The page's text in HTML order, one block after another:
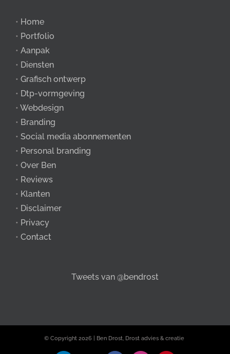
• Home
• Portfolio
• Aanpak
• Diensten
• Grafisch ontwerp
• Dtp-vormgeving
• Webdesign
• Branding
• Social media abonnementen
• Personal branding
• Over Ben
• Reviews
• Klanten
• Disclaimer
• Privacy
• Contact
Tweets van @bendrost
© Copyright 2026 | Ben Drost, Drost advies & creatie